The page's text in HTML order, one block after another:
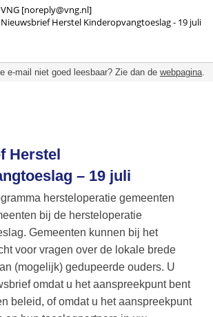
VNG [noreply@vng.nl]
Nieuwsbrief Herstel Kinderopvangtoeslag - 19 juli